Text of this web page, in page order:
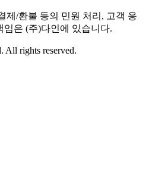
제/환불 등의 민원 처리, 고객 응
은 (주)다인에 있습니다.
rights reserved.